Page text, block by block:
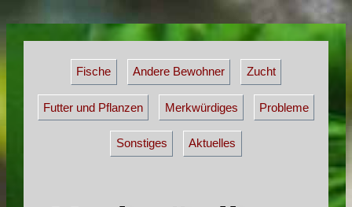
Fische Andere Bewohner Zucht
Futter und Pflanzen Merkwürdiges Probleme
Sonstiges Aktuelles